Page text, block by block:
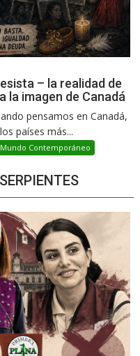
– la realidad de
la imagen de Canadá
pensamos en Canadá,
países más...
Contemporáneo